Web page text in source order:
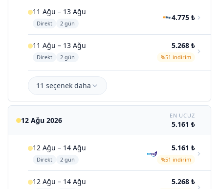
11 Ağu – 13 Ağu
Direkt 2 gün
4.775 ₺
11 Ağu – 13 Ağu
Direkt 2 gün
5.268 ₺
%51 indirim
11 seçenek daha
12 Ağu 2026
EN UCUZ
5.161 ₺
12 Ağu – 14 Ağu
Direkt 2 gün
5.161 ₺
%51 indirim
12 Ağu – 14 Ağu 5.268 ₺